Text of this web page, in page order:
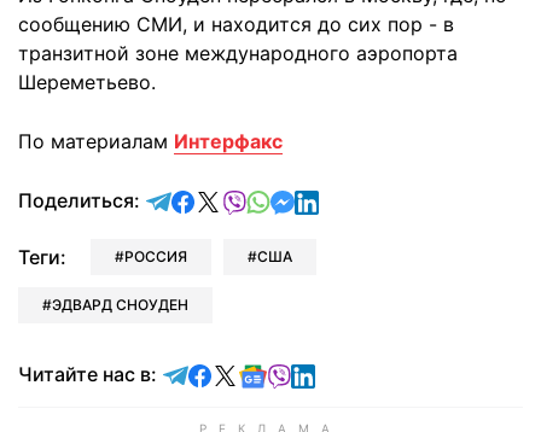
сообщению СМИ, и находится до сих пор - в
транзитной зоне международного аэропорта
Шереметьево.
По материалам Интерфакс
Поделиться: отправить в Telegram
поделиться в Facebook
поделиться в X
отправить в Viber
отправить в Whatsapp
отправить в Messenger
отправить в LinkedIn
Теги: РОССИЯ США
ЭДВАРД СНОУДЕН
Читайте нас в: Читайте в Telegram
Читайте в Facebook
Читайте в X
Читайте в Google news
Читайте в Viber
Читайте в LinkedIn